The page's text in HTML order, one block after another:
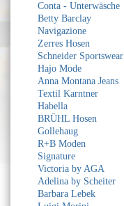
Conta - Unterwäsche
Betty Barclay
Navigazione
Zerres Hosen
Schneider Sportswear
Hajo Mode
Anna Montana Jeans
Textil Karntner
Habella
BRÜHL Hosen
Gollehaug
R+B Moden
Signature
Victoria by AGA
Adelina by Scheiter
Barbara Lebek